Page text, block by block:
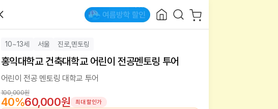
10~13세 서울 진로,멘토링
홍익대학교 건축대학교 어린이 전공멘토링 투어
어린이 전공 멘토링 대학교 투어
100,000원
40%60,000원 최대 할인가